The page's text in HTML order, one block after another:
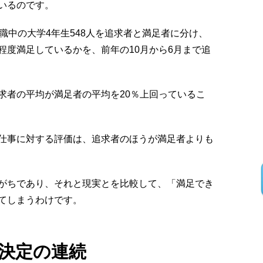
るのです。
中の大学4年生548人を追求者と満足者に分け、
度満足しているかを、前年の10月から6月まで追
者の平均が満足者の平均を20％上回っているこ
事に対する評価は、追求者のほうが満足者よりも
ちであり、それと現実とを比較して、「満足でき
しまうわけです。
定の連続